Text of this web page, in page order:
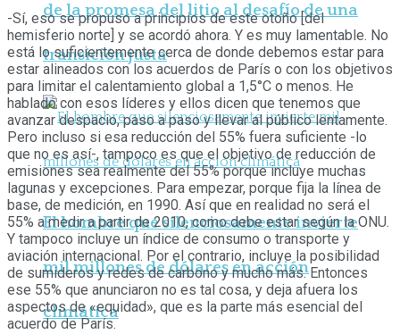
de la promesa del litio al desafío de una
transición justa
El hombre que silenciosamente invierte
mil millones de dólares en acción
climática
-Sí, eso se propuso a principios de este otoño [del
hemisferio norte] y se acordó ahora. Y es muy lamentable. No
está lo suficientemente cerca de donde debemos estar para
estar alineados con los acuerdos de París o con los objetivos
para limitar el calentamiento global a 1,5°C o menos. He
hablado con esos líderes y ellos dicen que tenemos que
avanzar despacio, paso a paso y llevar al público lentamente.
Pero incluso si esa reducción del 55% fuera suficiente -lo
que no es así-, tampoco es que el objetivo de reducción de
emisiones sea realmente del 55% porque incluye muchas
lagunas y excepciones. Para empezar, porque fija la línea de
base, de medición, en 1990. Así que en realidad no será el
55% a medir a partir de 2010, como debe estar según la ONU.
Y tampoco incluye un índice de consumo o transporte y
aviación internacional. Por el contrario, incluye la posibilidad
de sumideros y redes de carbono y mucho más. Entonces
ese 55% que anunciaron no es tal cosa, y deja afuera los
aspectos de «equidad», que es la parte más esencial del
acuerdo de París.